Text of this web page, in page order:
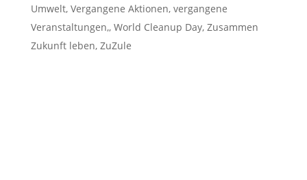
Umwelt, Vergangene Aktionen, vergangene
Veranstaltungen,, World Cleanup Day, Zusammen
Zukunft leben, ZuZule